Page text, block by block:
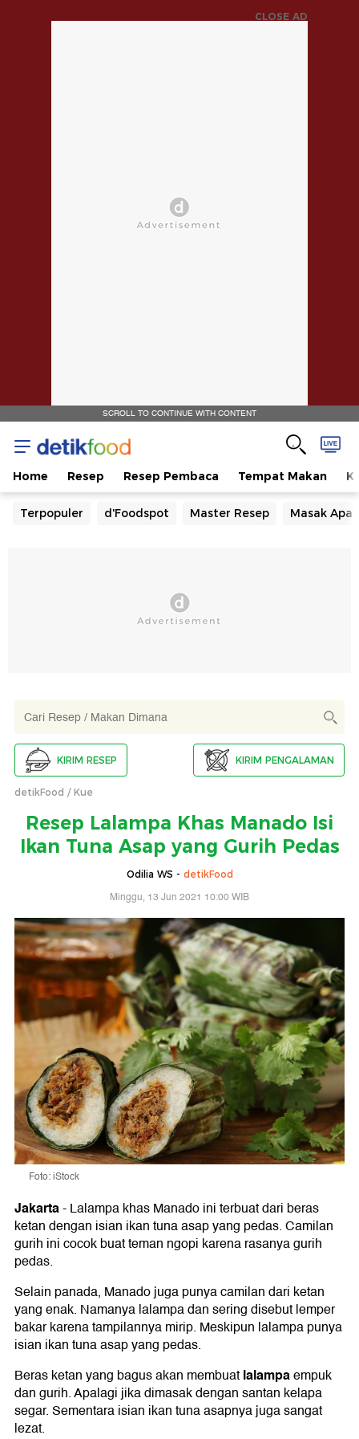
CLOSE AD
SCROLL TO CONTINUE WITH CONTENT
Home Resep Resep Pembaca Tempat Makan
Terpopuler d'Foodspot Master Resep Masak Apa
KIRIM RESEP KIRIM PENGALAMAN
detikFood Kue
Resep Lalampa Khas Manado Isi
Ikan Tuna Asap yang Gurih Pedas
Odilia WS - detikFood
Minggu, 13 Jun 2021 10:00 WIB
Foto: iStock
Jakarta-Lalampa khas Manado ini terbuat dari beras
ketan dengan isian ikan tuna asap yang pedas. Camilan
gurih ini cocok buat teman ngopi karena rasanya gurih
pedas.
Selain panada, Manado juga punya camilan dari ketan
yang enak. Namanya lalampa dan sering disebut lemper
bakar karena tampilannya mirip. Meskipun lalampa punya
isian ikan tuna asap yang pedas.
Beras ketan yang bagus akan membuatlalampaempuk
dan gurih. Apalagi jika dimasak dengan santan kelapa
segar. Sementara isian ikan tuna asapnya juga sangat
lezat.